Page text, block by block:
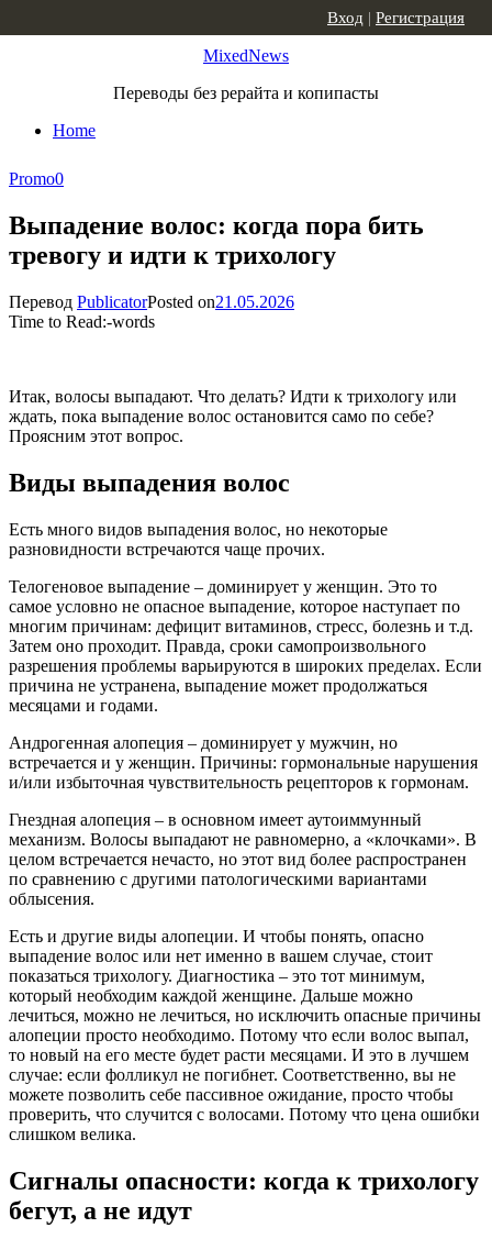
MixedNews
Переводы без рерайта и копипасты
Home
Вход | Регистрация
Promo0
Выпадение волос: когда пора бить
тревогу и идти к трихологу
Перевод PublicatorPosted on21.05.2026
Time to Read:-words
Итак, волосы выпадают. Что делать? Идти к трихологу или
ждать, пока выпадение волос остановится само по себе?
Проясним этот вопрос.
Виды выпадения волос
Есть много видов выпадения волос, но некоторые
разновидности встречаются чаще прочих.
Телогеновое выпадение – доминирует у женщин. Это то
самое условно не опасное выпадение, которое наступает по
многим причинам: дефицит витаминов, стресс, болезнь и т.д.
Затем оно проходит. Правда, сроки самопроизвольного
разрешения проблемы варьируются в широких пределах. Если
причина не устранена, выпадение может продолжаться
месяцами и годами.
Андрогенная алопеция – доминирует у мужчин, но
встречается и у женщин. Причины: гормональные нарушения
и/или избыточная чувствительность рецепторов к гормонам.
Гнездная алопеция – в основном имеет аутоиммунный
механизм. Волосы выпадают не равномерно, а «клочками». В
целом встречается нечасто, но этот вид более распространен
по сравнению с другими патологическими вариантами
облысения.
Есть и другие виды алопеции. И чтобы понять, опасно
выпадение волос или нет именно в вашем случае, стоит
показаться трихологу. Диагностика – это тот минимум,
который необходим каждой женщине. Дальше можно
лечиться, можно не лечиться, но исключить опасные причины
алопеции просто необходимо. Потому что если волос выпал,
то новый на его месте будет расти месяцами. И это в лучшем
случае: если фолликул не погибнет. Соответственно, вы не
можете позволить себе пассивное ожидание, просто чтобы
проверить, что случится с волосами. Потому что цена ошибки
слишком велика.
Сигналы опасности: когда к трихологу
бегут, а не идут